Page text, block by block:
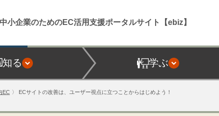
中小企業のためのEC活用支援ポータルサイト【ebiz】
知る 学ぶ
EC ECサイトの改善は、ユーザー視点に立つことからはじめよう！